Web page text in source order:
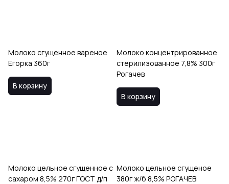
Молоко сгущенное вареное
Егорка 360г
В корзину
Молоко концентрированное
стерилизованное 7,8% 300г
Рогачев
В корзину
Молоко цельное сгущенное с
сахаром 8,5% 270г ГОСТ д/п
Молоко цельное сгущеное
380г ж/б 8,5% РОГАЧЕВ